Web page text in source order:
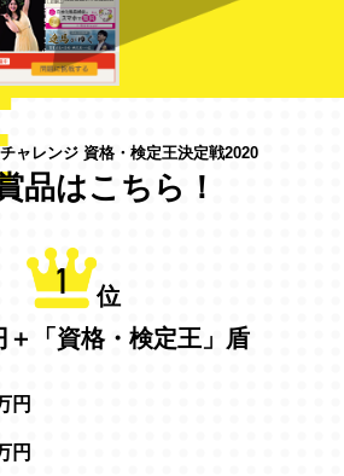
ャレンジ 資格・検定王決定戦2020
品はこちら！
1
位
＋「資格・検定王」盾
円
円